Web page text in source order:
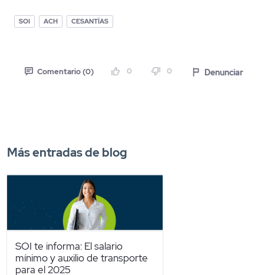
SOI ACH CESANTÍAS
Comentario (0) 0 0 Denunciar
Más entradas de blog
SOI te informa: El salario
mínimo y auxilio de transporte
para el 2025